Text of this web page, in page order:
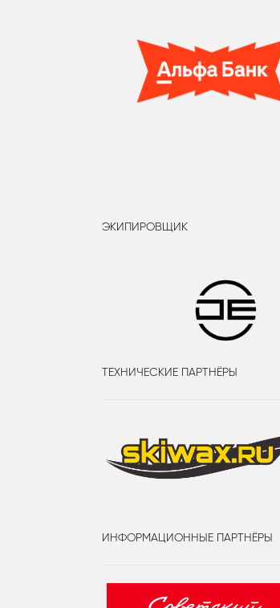
ЭКИПИРОВЩИК
ТЕХНИЧЕСКИЕ ПАРТНЁРЫ
ИНФОРМАЦИОННЫЕ ПАРТНЁРЫ